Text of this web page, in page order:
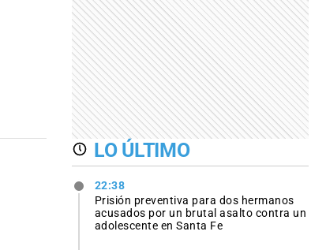
LO ÚLTIMO
22:38
Prisión preventiva para dos hermanos
acusados por un brutal asalto contra un
adolescente en Santa Fe